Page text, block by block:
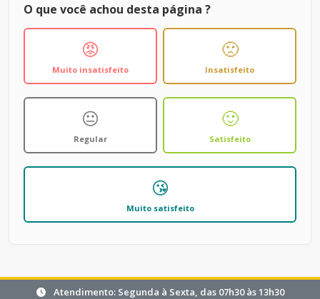
O que você achou desta página ?
😡
Muito insatisfeito
🙁
Insatisfeito
😐
Regular
🙂
Satisfeito
😘
Muito satisfeito
Atendimento: Segunda à Sexta, das 07h30 às 13h30